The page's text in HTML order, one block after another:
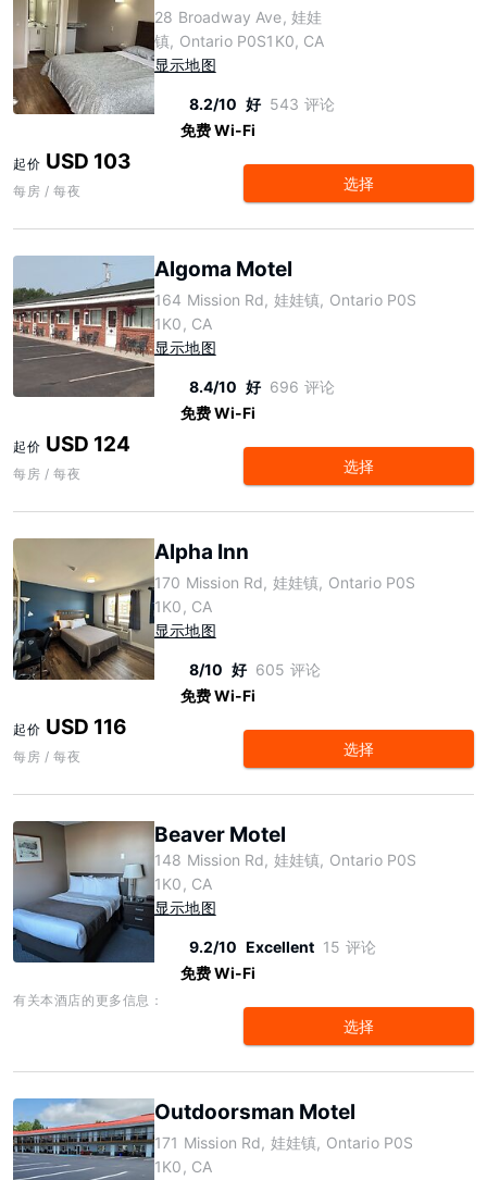
28 Broadway Ave, 娃娃
镇, Ontario P0S1K0, CA
显示地图
8.2/10 好 543 评论
免费 Wi-Fi
起价 USD 103
每房 / 每夜 选择
Algoma Motel
164 Mission Rd, 娃娃镇, Ontario P0S
1K0, CA
显示地图
8.4/10 好 696 评论
免费 Wi-Fi
起价 USD 124
每房 / 每夜 选择
Alpha Inn
170 Mission Rd, 娃娃镇, Ontario P0S
1K0, CA
显示地图
8/10 好 605 评论
免费 Wi-Fi
起价 USD 116
每房 / 每夜 选择
Beaver Motel
148 Mission Rd, 娃娃镇, Ontario P0S
1K0, CA
显示地图
9.2/10 Excellent 15 评论
免费 Wi-Fi
有关本酒店的更多信息：
选择
Outdoorsman Motel
171 Mission Rd, 娃娃镇, Ontario P0S
1K0, CA